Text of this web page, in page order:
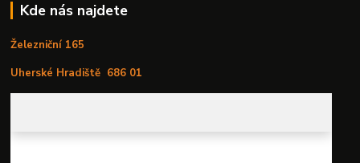
Kde nás najdete
Železniční 165
Uherské Hradiště 686 01